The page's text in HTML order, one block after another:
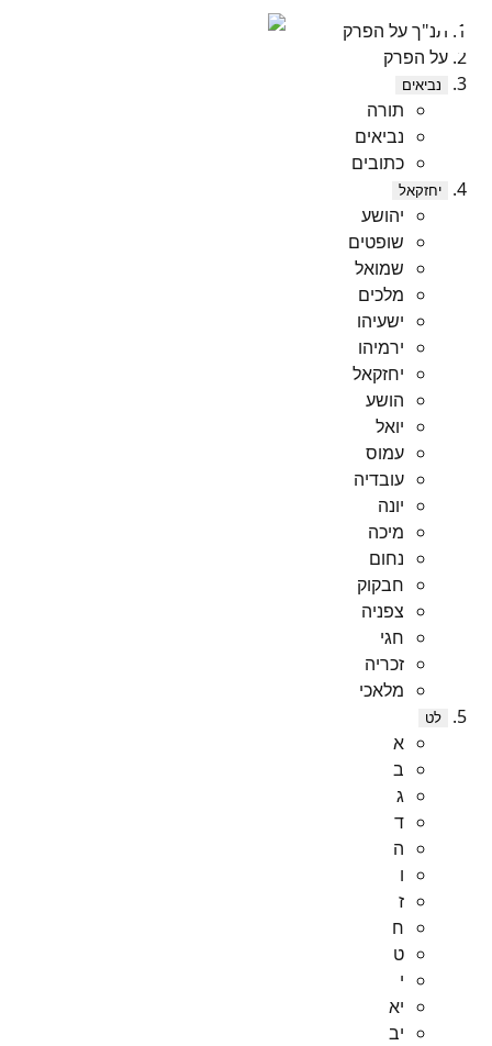
תנ"ך על הפרק
על הפרק
נביאים
תורה
נביאים
כתובים
יחזקאל
יהושע
שופטים
שמואל
מלכים
ישעיהו
ירמיהו
יחזקאל
הושע
יואל
עמוס
עובדיה
יונה
מיכה
נחום
חבקוק
צפניה
חגי
זכריה
מלאכי
לט
א
ב
ג
ד
ה
ו
ז
ח
ט
י
יא
יב